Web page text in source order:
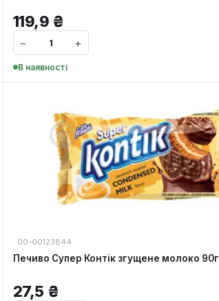
119,9 ₴
− +
В наявності
00-00123844
Печиво Супер Контік згущене молоко
27,5 ₴